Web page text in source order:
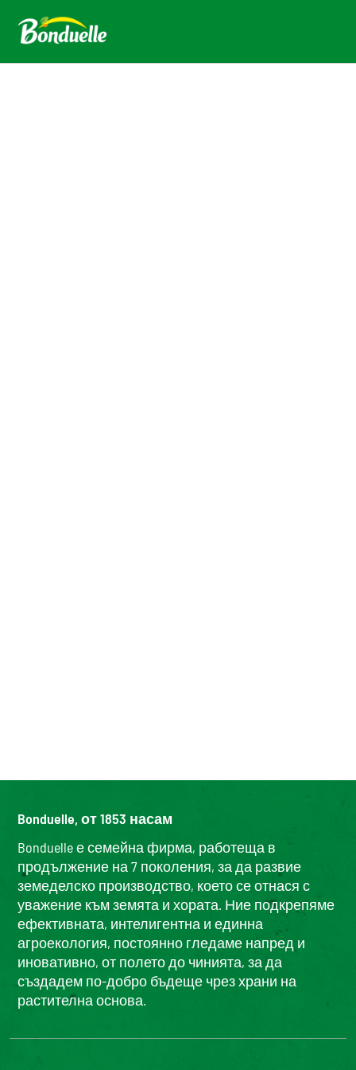
Bonduelle, от 1853 насам
Bonduelle е семейна фирма, работеща в
продължение на 7 поколения, за да развие
земеделско производство, което се отнася с
уважение към земята и хората. Ние подкрепяме
ефективната, интелигентна и единна
агроекология, постоянно гледаме напред и
иновативно, от полето до чинията, за да
създадем по-добро бъдеще чрез храни на
растителна основа.